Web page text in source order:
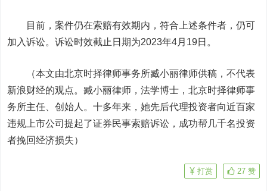
目前，案件仍在索赔有效期内，符合上述条件者，仍可
加入诉讼。诉讼时效截止日期为2023年4月19日。
（本文由北京时择律师事务所臧小丽律师供稿，不代表
新浪财经的观点。臧小丽律师，法学博士，北京时择律师事
务所主任、创始人。十多年来，她先后代理投资者向近百家
违规上市公司提起了证券民事索赔诉讼，成功帮几千名投资
者挽回经济损失）
27 赞
打赏